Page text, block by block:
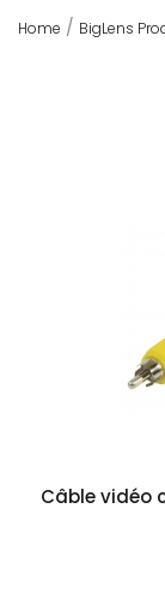
Home BigLens
Câble vidéo